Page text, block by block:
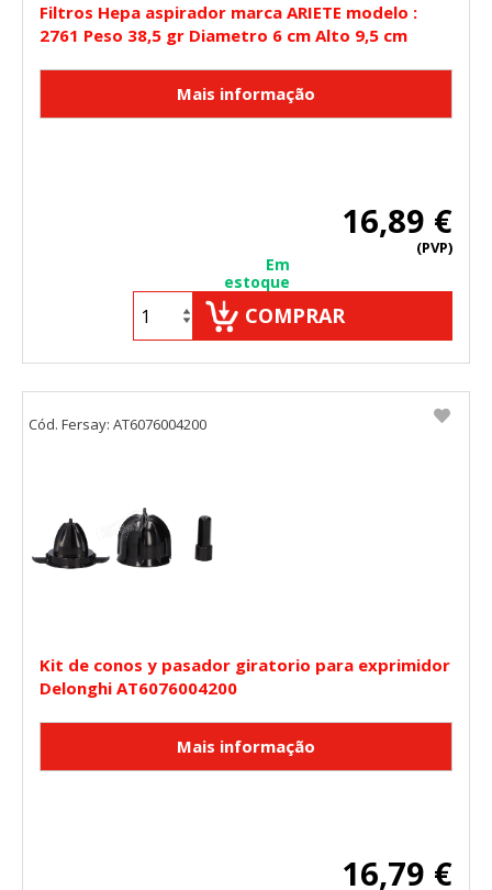
Filtros Hepa aspirador marca ARIETE modelo :
2761 Peso 38,5 gr Diametro 6 cm Alto 9,5 cm
16,89 €
(PVP)
Em
estoque
COMPRAR
Kit de conos y pasador giratorio para exprimidor
Delonghi AT6076004200
16,79 €
Cód. Fersay: AT6076004200
CONFIGURACIÓN DE COOKIES